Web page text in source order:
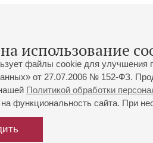
использование
файлы cookie для улучшения
от 27.07.2006 № 152-ФЗ.
Политикой обработки
функциональность сайта. При
191186, Санкт-Петербург, Михайловская ул., 2
191011, Санкт-Петербург, Невский пр., 30